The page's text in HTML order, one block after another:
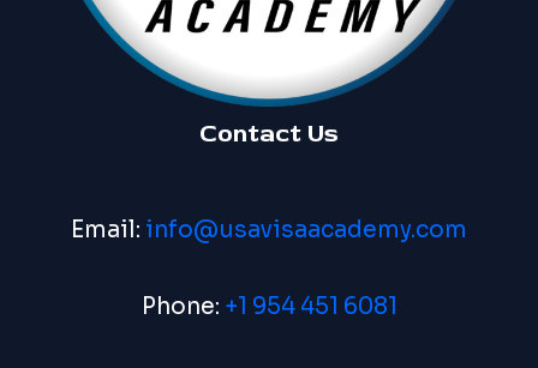
Contact Us
Email: info@usavisaacademy.com
Phone: +1 954 451 6081